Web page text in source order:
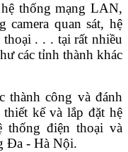
thống mạng LAN,
quan sát, hệ
. . . tại rất nhiều
các tỉnh thành khác
thành công và đánh
kế và lắp đặt hệ
thống điện thoại và
Đa - Hà Nội.